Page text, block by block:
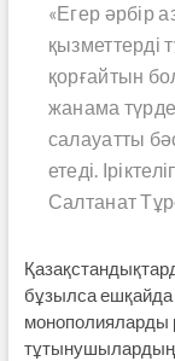
«Егер әрбір
қызметтерді
қорғайтын
жанама
салауатты
етеді.
Салтанат
бұзылса ешқайда
монополияларды
тұтынушылардың